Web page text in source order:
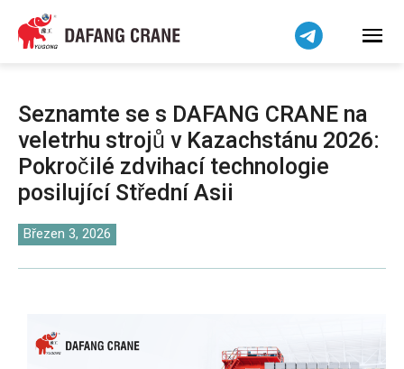
Seznamte se s DAFANG CRANE na
veletrhu strojů v Kazachstánu 2026:
Pokročilé zdvihací technologie
posilující Střední Asii
Březen 3, 2026
हिन्दी
Bahasa Indonesia
简体中文
বাংলা
فارسی
Pilipino
اردو
Українська
Kiswahili
Dansk